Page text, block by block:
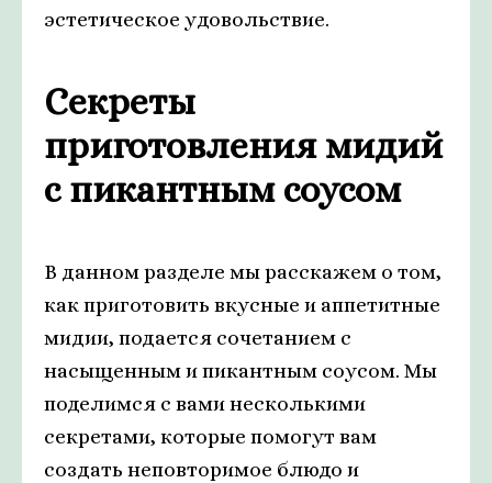
эстетическое удовольствие.
Секреты
приготовления мидий
с пикантным соусом
В данном разделе мы расскажем о том,
как приготовить вкусные и аппетитные
мидии, подается сочетанием с
насыщенным и пикантным соусом. Мы
поделимся с вами несколькими
секретами, которые помогут вам
создать неповторимое блюдо и